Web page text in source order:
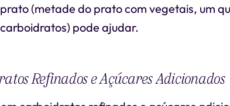
(metade do prato com vegetais, um
pode ajudar.
Refinados e Açúcares Adicionados